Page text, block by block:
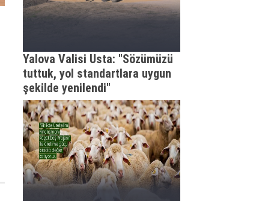
Yalova Valisi Usta: "Sözümüzü
tuttuk, yol standartlara uygun
şekilde yenilendi"